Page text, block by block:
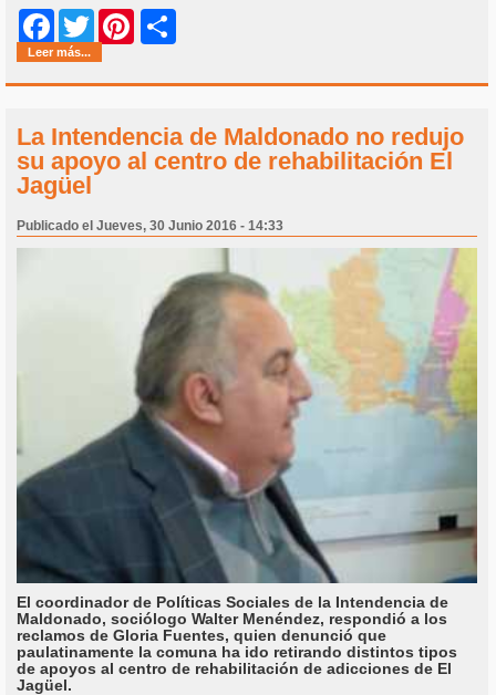
Facebook
Twitter Pinterest
Leer más...
La Intendencia de Maldonado no redujo
su apoyo al centro de rehabilitación El
Jagüel
Publicado el Jueves, 30 Junio 2016 - 14:33
El coordinador de Políticas Sociales de la Intendencia de
Maldonado, sociólogo Walter Menéndez, respondió a los
reclamos de Gloria Fuentes, quien denunció que
paulatinamente la comuna ha ido retirando distintos tipos
de apoyos al centro de rehabilitación de adicciones de El
Jagüel.